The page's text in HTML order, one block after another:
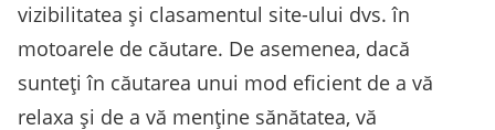
vizibilitatea și clasamentul site-ului dvs. în
motoarele de căutare. De asemenea, dacă
sunteți în căutarea unui mod eficient de a vă
relaxa și de a vă menține sănătatea, vă